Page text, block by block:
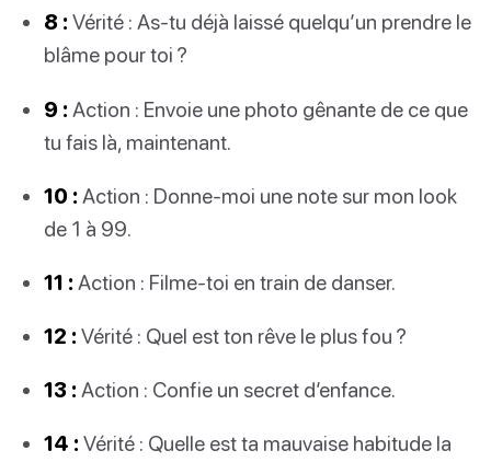
8 : Vérité : As-tu déjà laissé quelqu’un prendre le
blâme pour toi ?
9 : Action : Envoie une photo gênante de ce que
tu fais là, maintenant.
10 : Action : Donne-moi une note sur mon look
de 1 à 99.
11 : Action : Filme-toi en train de danser.
12 : Vérité : Quel est ton rêve le plus fou ?
13 : Action : Confie un secret d’enfance.
14 : Vérité : Quelle est ta mauvaise habitude la